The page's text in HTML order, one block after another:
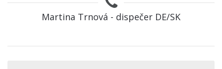
Martina Trnová - dispečer DE/SK